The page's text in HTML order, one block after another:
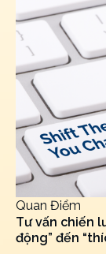
Quan Điểm
Tư vấn chiến
động” đến